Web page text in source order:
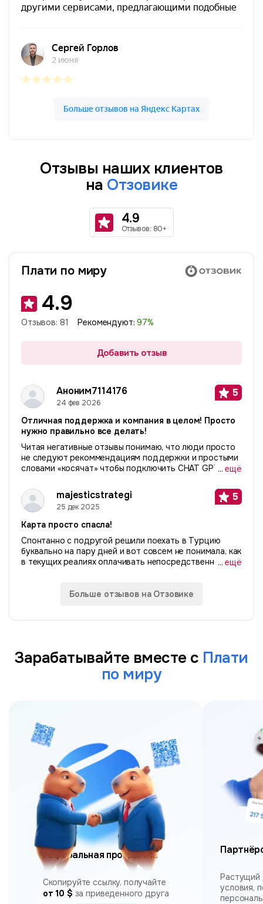
Отзывы наших клиентов
на Отзовике
4.9
Отзывов: 80+
Плати по миру
4.9
Отзывов: 81 Рекомендуют:97%
Добавить отзыв
Аноним7114176
24 фев 2026
5
Отличная поддержка и компания в целом! Просто
нужно правильно все делать!
Читая негативные отзывы понимаю, что люди просто
не следуют рекоммендациям поддержки и простыми
словами «косячат» чтобы подключить CHAT GPT или
«счастье». Расскажу свою историю. Я живу за
рубежом...
...ещё
majesticstrategi
25 дек 2025
5
Карта просто спасла!
Спонтанно с подругой решили поехать в Турцию
буквально на пару дней и вот совсем не понимала, как
в текущих реалиях оплачивать непосредственно там.
...ещё
Больше отзывов на Отзовике
Зарабатывайте вместе с Плати
по миру
Реферальная программа
Скопируйте ссылку, получайте
от 10 $ за приведенного друга
Растущий
условия,